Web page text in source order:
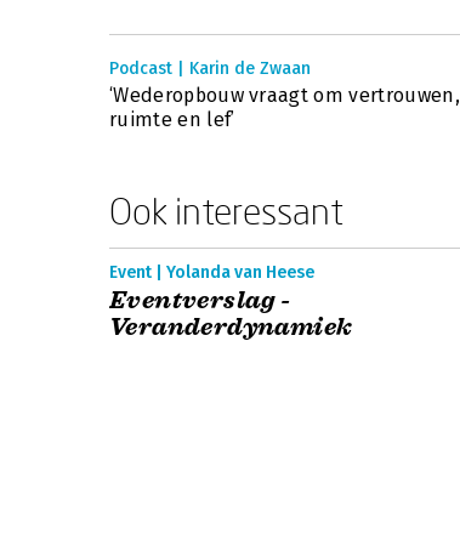
Podcast | Karin de Zwaan
‘Wederopbouw vraagt om vertrouwen,
ruimte en lef’
Ook interessant
Event | Yolanda van Heese
Eventverslag -
Veranderdynamiek